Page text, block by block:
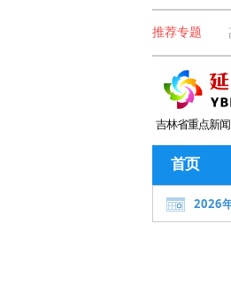
推荐专题
吉林省重点新
首页
2026